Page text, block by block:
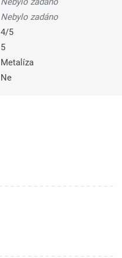
Nebylo zadáno
4/5
5
Metalíza
Ne